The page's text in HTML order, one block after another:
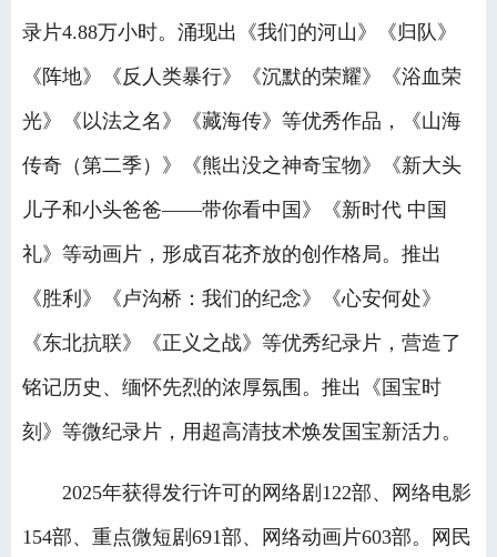
录片4.88万小时。涌现出《我们的河山》《归队》
《阵地》《反人类暴行》《沉默的荣耀》《浴血荣
光》《以法之名》《藏海传》等优秀作品，《山海
传奇（第二季）》《熊出没之神奇宝物》《新大头
儿子和小头爸爸——带你看中国》《新时代 中国
礼》等动画片，形成百花齐放的创作格局。推出
《胜利》《卢沟桥：我们的纪念》《心安何处》
《东北抗联》《正义之战》等优秀纪录片，营造了
铭记历史、缅怀先烈的浓厚氛围。推出《国宝时
刻》等微纪录片，用超高清技术焕发国宝新活力。
2025年获得发行许可的网络剧122部、网络电影
154部、重点微短剧691部、网络动画片603部。网民